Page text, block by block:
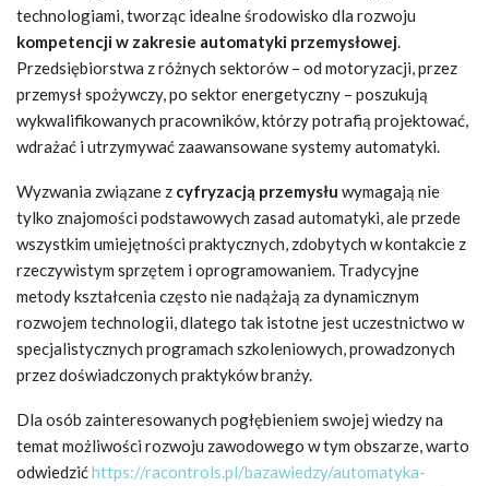
technologiami, tworząc idealne środowisko dla rozwoju
kompetencji w zakresie automatyki przemysłowej.
Przedsiębiorstwa z różnych sektorów – od motoryzacji, przez
przemysł spożywczy, po sektor energetyczny – poszukują
wykwalifikowanych pracowników, którzy potrafią projektować,
wdrażać i utrzymywać zaawansowane systemy automatyki.
Wyzwania związane z cyfryzacją przemysłu wymagają nie
tylko znajomości podstawowych zasad automatyki, ale przede
wszystkim umiejętności praktycznych, zdobytych w kontakcie z
rzeczywistym sprzętem i oprogramowaniem. Tradycyjne
metody kształcenia często nie nadążają za dynamicznym
rozwojem technologii, dlatego tak istotne jest uczestnictwo w
specjalistycznych programach szkoleniowych, prowadzonych
przez doświadczonych praktyków branży.
Dla osób zainteresowanych pogłębieniem swojej wiedzy na
temat możliwości rozwoju zawodowego w tym obszarze, warto
odwiedzićhttps://racontrols.pl/bazawiedzy/automatyka-